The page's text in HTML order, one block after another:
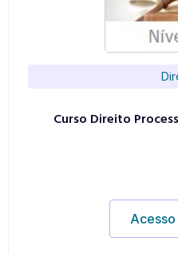
Curso Direito